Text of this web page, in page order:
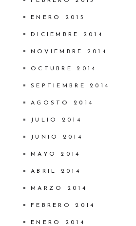
ENERO 2015
DICIEMBRE 2014
NOVIEMBRE 2014
OCTUBRE 2014
SEPTIEMBRE 2014
AGOSTO 2014
JULIO 2014
JUNIO 2014
MAYO 2014
ABRIL 2014
MARZO 2014
FEBRERO 2014
ENERO 2014